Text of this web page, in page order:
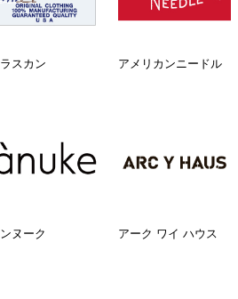
スカン アメリカンニードル
ヌーク アーク ワイ ハウス